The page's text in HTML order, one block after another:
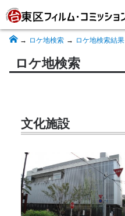
ロケ地検索 ロケ地検索結果
ロケ地検索
文化施設